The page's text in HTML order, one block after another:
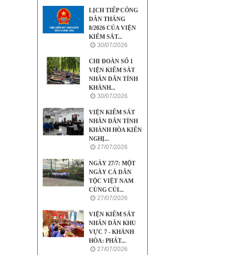
LỊCH TIẾP CÔNG
DÂN THÁNG
8/2026 CỦA VIỆN
KIỂM SÁT...
30/07/2026
CHI ĐOÀN SỐ 1
VIỆN KIỂM SÁT
NHÂN DÂN TỈNH
KHÁNH...
30/07/2026
VIỆN KIỂM SÁT
NHÂN DÂN TỈNH
KHÀNH HÒA KIẾN
NGHỊ...
27/07/2026
NGÀY 27/7: MỘT
NGÀY CẢ DÂN
TỘC VIỆT NAM
CÙNG CÚI...
27/07/2026
VIỆN KIỂM SÁT
NHÂN DÂN KHU
VỰC 7 - KHÁNH
HÒA: PHÁT...
27/07/2026